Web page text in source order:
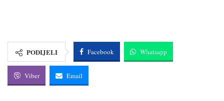
PODIJELI Facebook Whatsapp
Viber Email